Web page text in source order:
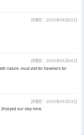
評價於：2025年08月20日
評價於：2025年05月08日
nature..must visit for travellers for
評價於：2025年05月03日
our stay here.